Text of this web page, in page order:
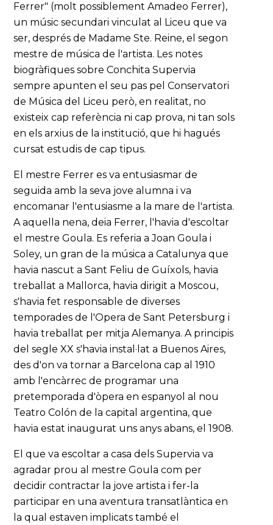
Ferrer" (molt possiblement Amadeo Ferrer),
un músic secundari vinculat al Liceu que va
ser, després de Madame Ste. Reine, el segon
mestre de música de l'artista. Les notes
biogràfiques sobre Conchita Supervia
sempre apunten el seu pas pel Conservatori
de Música del Liceu però, en realitat, no
existeix cap referència ni cap prova, ni tan sols
en els arxius de la institució, que hi hagués
cursat estudis de cap tipus.
El mestre Ferrer es va entusiasmar de
seguida amb la seva jove alumna i va
encomanar l'entusiasme a la mare de l'artista.
A aquella nena, deia Ferrer, l'havia d'escoltar
el mestre Goula. Es referia a Joan Goula i
Soley, un gran de la música a Catalunya que
havia nascut a Sant Feliu de Guíxols, havia
treballat a Mallorca, havia dirigit a Moscou,
s'havia fet responsable de diverses
temporades de l'Opera de Sant Petersburg i
havia treballat per mitja Alemanya. A principis
del segle XX s'havia instal·lat a Buenos Aires,
des d'on va tornar a Barcelona cap al 1910
amb l'encàrrec de programar una
pretemporada d'òpera en espanyol al nou
Teatro Colón de la capital argentina, que
havia estat inaugurat uns anys abans, el 1908.
El que va escoltar a casa dels Supervia va
agradar prou al mestre Goula com per
decidir contractar la jove artista i fer-la
participar en una aventura transatlàntica en
la qual estaven implicats també el